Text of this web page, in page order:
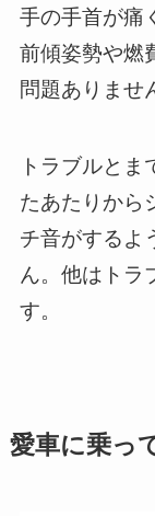
手の手首が痛
前傾姿勢や燃
問題ありませ
トラブルとま
たあたりから
チ音がするよ
ん。他はトラ
す。
愛車に乗っ